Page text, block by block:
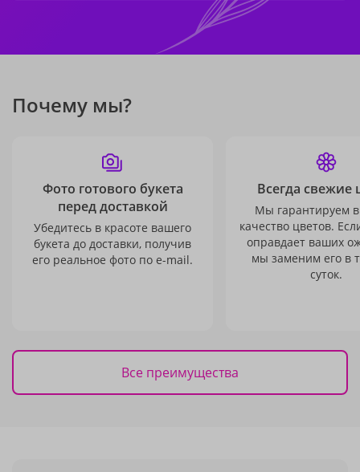
Почему мы?
Фото готового букета
перед доставкой
Убедитесь в красоте вашего
букета до доставки, получив
его реальное фото по e-mail.
Всегда свежие
Мы гарантируем
качество цветов.
оправдает ваших
мы заменим его в
суток.
Все преимущества